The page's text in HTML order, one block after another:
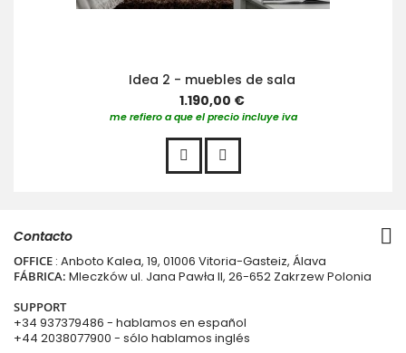
Idea 2 - muebles de sala
1.190,00 €
me refiero a que el precio incluye iva
Contacto
OFFICE : Anboto Kalea, 19, 01006 Vitoria-Gasteiz, Álava
FÁBRICA: Mleczków ul. Jana Pawła II, 26-652 Zakrzew Polonia
SUPPORT
+34 937379486 - hablamos en español
+44 2038077900 - sólo hablamos inglés